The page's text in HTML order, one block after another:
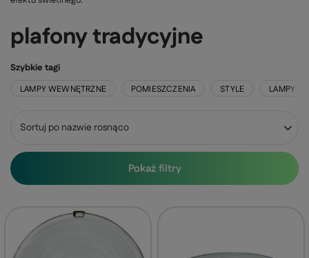
plafony tradycyjne
Szybkie tagi
LAMPY WEWNĘTRZNE POMIESZCZENIA STYLE LAMPY
Zmień sortowanie
Sortuj po nazwie rosnąco
Pokaż filtry